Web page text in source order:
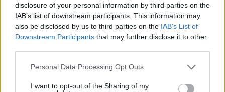
disclosure of your personal information by third parties on the
IAB’s list of downstream participants. This information may
also be disclosed by us to third parties on the IAB’s List of
Downstream Participants that may further disclose it to other
Please note that this website/app uses one or more Google
not limited to your visit or usage behaviour. You may click to
Personal Data Processing Opt Outs
I want to opt-out of the Sharing of my